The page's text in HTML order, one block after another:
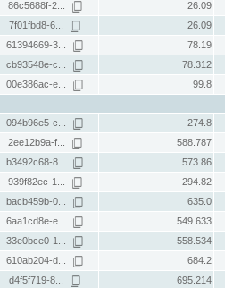
86c5688f-2... 26.09
7f01fbd8-6... 26.09
61394669-3... 78.19
cb93548e-c... 78.312
00e386ac-e... 99.8
094b96e5-c... 274.8
2ee12b9a-f... 588.787
b3492c68-8... 573.86
939f82ec-1... 294.82
bacb459b-0... 635.0
6aa1cd8e-e... 549.633
33e0bce0-1... 558.534
610ab204-d... 684.2
d4f5f719-8... 695.214